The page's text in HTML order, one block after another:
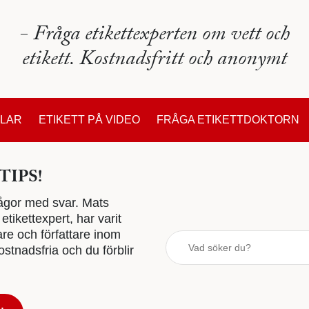
- Fråga etikettexperten om vett och
etikett. Kostnadsfritt och anonymt
ETIKETT PÅ VIDEO FRÅGA ETIKETTDOKTORN
med svar. Mats
har varit
och författare inom
och du förblir